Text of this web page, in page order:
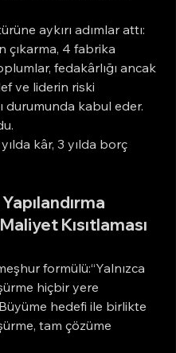
aykırı adımlar attı:
çıkarma, 4 fabrika
fedakârlığı ancak
ve liderin riski
durumunda kabul eder.
yılda kâr, 3 yılda borç
Kısıtlaması
formülü:“Yalnızca
hiçbir yere
hedefi ile birlikte
tam çözüme